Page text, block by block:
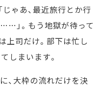
ゃあ、最近旅行とか行
……」。もう地獄が待って
上司だけ。部下は忙し
しまいます。
、大枠の流れだけを決